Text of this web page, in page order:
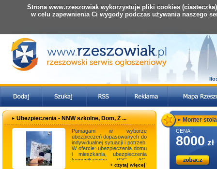
Ubezpieczenia - NNW szkolne, Dom, Ż ...
Pomagam w wyborze
ubezpieczeń dopasowanych do
indywidualnej sytuacji i potrzeb.
W ofercie: ubezpieczenia domu
i mieszkania, ubezpieczenia
komunikacyjne (OC, AC,
Assistance, NNW), ...+ czytaj więcej
Monter
CENA:
8000 zł
Strona www.rzeszowiak wykorzystuje pliki cookies
w celu zapewnienia Ci wygody podczas używania naszego